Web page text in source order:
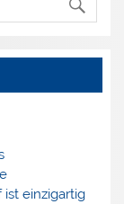
ist einzigartig